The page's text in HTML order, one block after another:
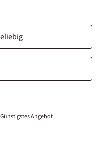
Günstigstes Angebot